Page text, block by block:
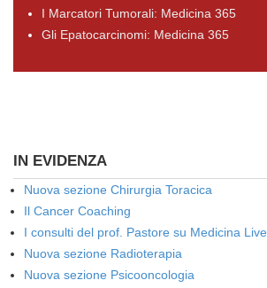
I Marcatori Tumorali: Medicina 365
Gli Epatocarcinomi: Medicina 365
IN EVIDENZA
Nuova sezione Chirurgia Toracica
Il Cancer Coaching
I consulti del prof. Pastore su Medicina Live
Nuova sezione Radioterapia
Nuova sezione Psicooncologia